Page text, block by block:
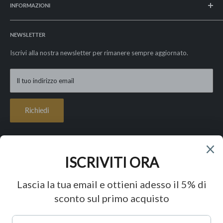
Informativa sui rimborsi
Spedizioni e resi
Privacy Policy
Cookie Policy
INFORMAZIONI
La nostra storia
I nostri valori
Le nostre garanzie
Lavora con noi
FAQ - Paga in 3 rate con Klarna
NEWSLETTER
Iscrivi alla nostra newsletter per rimanere sempre aggiornato.
Il tuo indirizzo email
Richiedi
Accettiamo